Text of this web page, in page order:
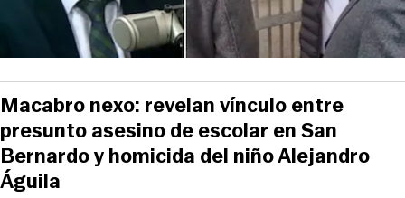
Macabro nexo: revelan vínculo entre
presunto asesino de escolar en San
Bernardo y homicida del niño Alejandro
Águila